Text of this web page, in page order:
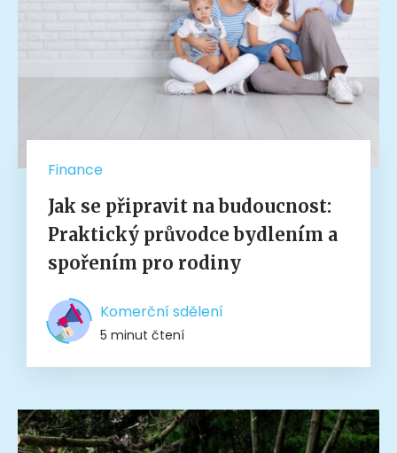
Finance
Jak se připravit na budoucnost:
Praktický průvodce bydlením a
spořením pro rodiny
Komerční sdělení
5 minut čtení